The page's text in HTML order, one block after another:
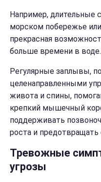
Например, длительные
морском побережье
прекрасная
больше времени в воде.
Регулярные заплывы,
целенаправленными
живота и спины,
крепкий мышечный
поддерживать
роста и предотвращать
Тревожные
угрозы